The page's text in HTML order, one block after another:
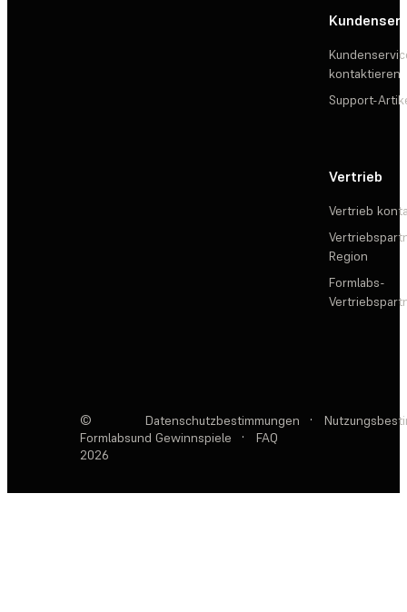
kontaktieren
Support-
Vertrieb
Vertrieb
Region
Formlabs-
©
Formlabs
2026
Datenschutzbestimmungen ·
und Gewinnspiele
· FAQ